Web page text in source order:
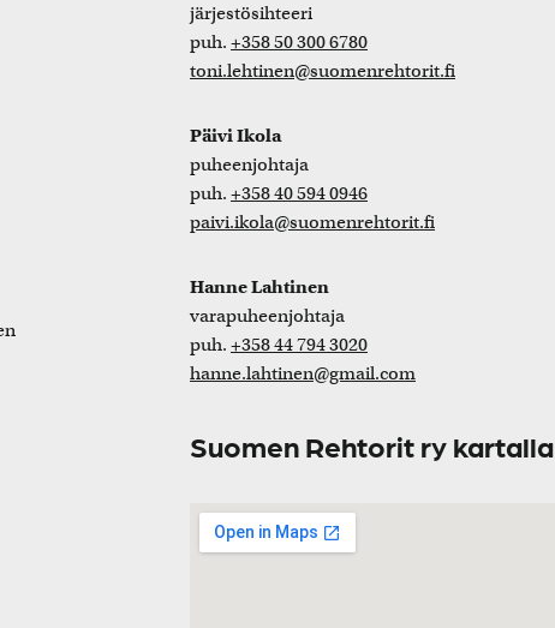
järjestösihteeri
puh. +358 50 300 6780
toni.lehtinen@suomenrehtorit.fi
Päivi Ikola
puheenjohtaja
puh. +358 40 594 0946
paivi.ikola@suomenrehtorit.fi
Hanne Lahtinen
varapuheenjohtaja
puh. +358 44 794 3020
hanne.lahtinen@gmail.com
Suomen Rehtorit ry kartalla